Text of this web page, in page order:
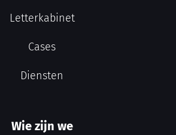
Letterkabinet
Cases
Diensten
Wie zijn we